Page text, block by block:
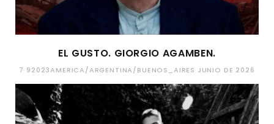
EL GUSTO. GIORGIO AGAMBEN.
7 92023AMERICA/ARGENTINA/BUENOS_AIRES JUNIO DE 2026